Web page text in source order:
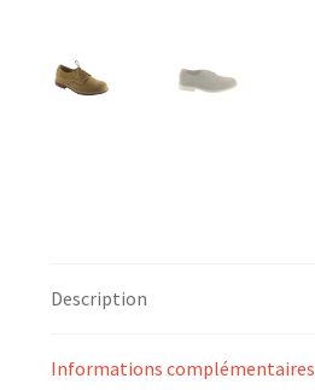
Description
Informations complémentaires